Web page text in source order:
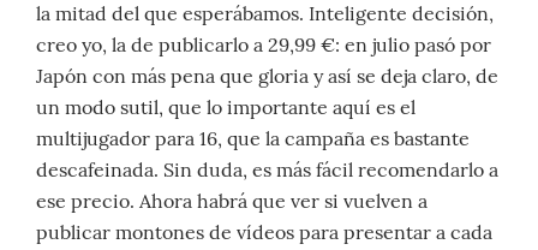
la mitad del que esperábamos. Inteligente decisión,
creo yo, la de publicarlo a 29,99 €: en julio pasó por
Japón con más pena que gloria y así se deja claro, de
un modo sutil, que lo importante aquí es el
multijugador para 16, que la campaña es bastante
descafeinada. Sin duda, es más fácil recomendarlo a
ese precio. Ahora habrá que ver si vuelven a
publicar montones de vídeos para presentar a cada